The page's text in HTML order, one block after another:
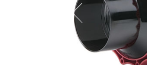
Previous